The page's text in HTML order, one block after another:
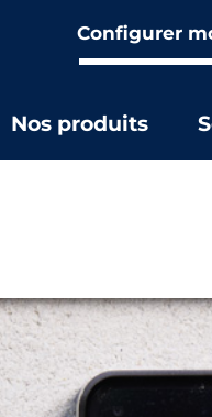
Configurer
Nos produits